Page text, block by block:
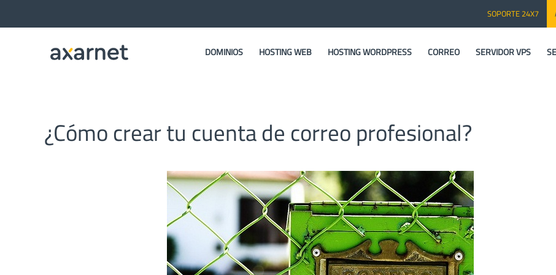
SOPORTE 24X7
DOMINIOS HOSTING WEB HOSTING WORDPRESS CORREO SERVIDOR VPS
¿Cómo crear tu cuenta de correo profesional?